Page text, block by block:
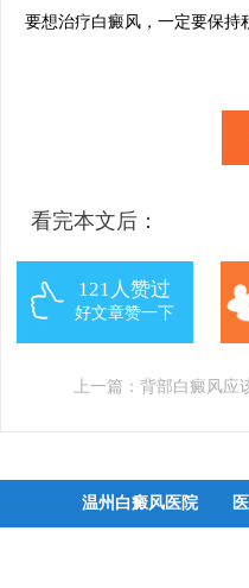
要想治疗白癜风，一定要保持
看完本文后：
121人赞过
好文章赞一下
上一篇： 背部白癜风应
温州白癜风医院